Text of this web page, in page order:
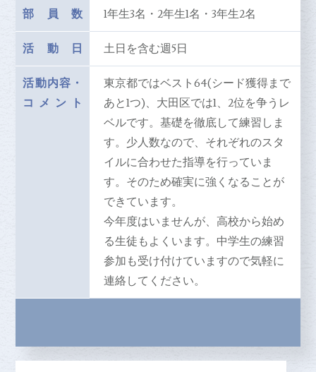
部員数 1年生3名・2年生1名・3年生2名
活動日 土日を含む週5日
活動内容 ・
コメント
東京都ではベスト64(シード獲得まで
あと1つ)、大田区では1、2位を争うレ
ベルです。基礎を徹底して練習しま
す。少人数なので、それぞれのスタ
イルに合わせた指導を行っていま
す。そのため確実に強くなることが
できています。
今年度はいませんが、高校から始め
る生徒もよくいます。中学生の練習
参加も受け付けていますので気軽に
連絡してください。